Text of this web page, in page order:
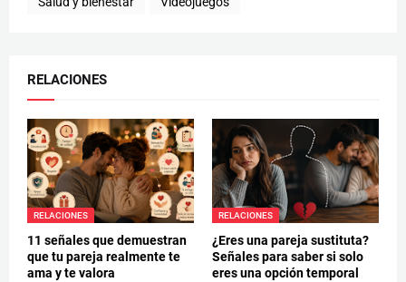
RELACIONES
RELACIONES
11 señales que demuestran
que tu pareja realmente te
ama y te valora
RELACIONES
¿Eres una pareja sustituta?
Señales para saber si solo
eres una opción temporal